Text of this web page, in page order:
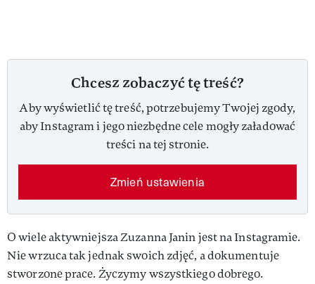
Chcesz zobaczyć tę treść?
Aby wyświetlić tę treść, potrzebujemy Twojej zgody,
aby Instagram i jego niezbędne cele mogły załadować
treści na tej stronie.
Zmień ustawienia
O wiele aktywniejsza Zuzanna Janin jest na Instagramie.
Nie wrzuca tak jednak swoich zdjęć, a dokumentuje
stworzone prace. Życzymy wszystkiego dobrego.